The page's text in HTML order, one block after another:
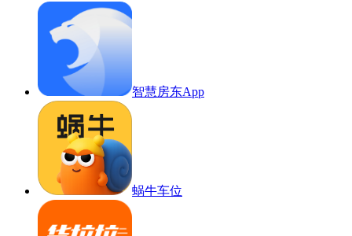
智慧房东App
蜗牛车位